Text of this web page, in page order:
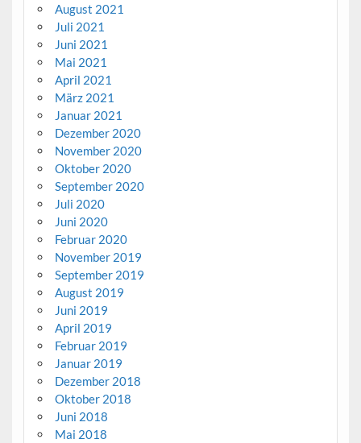
August 2021
Juli 2021
Juni 2021
Mai 2021
April 2021
März 2021
Januar 2021
Dezember 2020
November 2020
Oktober 2020
September 2020
Juli 2020
Juni 2020
Februar 2020
November 2019
September 2019
August 2019
Juni 2019
April 2019
Februar 2019
Januar 2019
Dezember 2018
Oktober 2018
Juni 2018
Mai 2018